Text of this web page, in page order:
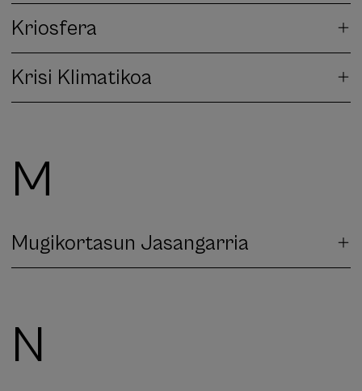
Kriosfera
Krisi Klimatikoa
M
Mugikortasun Jasangarria
N